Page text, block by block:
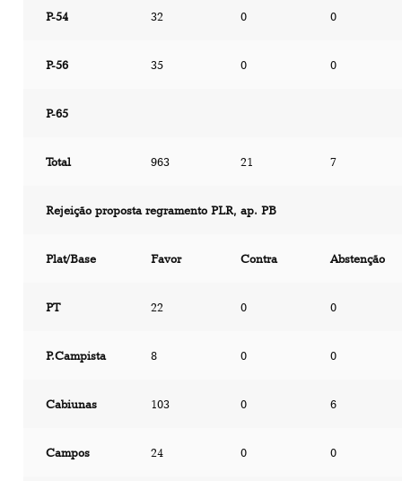
P-54 32 0 0
P-56 35 0 0
P-65
Total 963 21 7
Rejeição proposta regramento PLR, ap. PB
Plat/Base Favor Contra Abstenção
PT 22 0 0
P.Campista 8 0 0
Cabiunas 103 0 6
Campos 24 0 0